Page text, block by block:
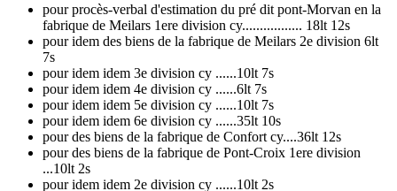
pour procès-verbal d'estimation du pré dit pont-Morvan en la
fabrique de Meilars 1ere division cy................. 18lt 12s
pour idem des biens de la fabrique de Meilars 2e division 6lt
7s
pour idem idem 3e division cy ......10lt 7s
pour idem idem 4e division cy ......6lt 7s
pour idem idem 5e division cy ......10lt 7s
pour idem idem 6e division cy ......35lt 10s
pour des biens de la fabrique de Confort cy....36lt 12s
pour des biens de la fabrique de Pont-Croix 1ere division
...10lt 2s
pour idem idem 2e division cy ......10lt 2s